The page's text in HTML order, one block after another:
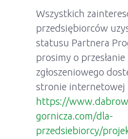
Wszystkich
przedsiębiorców
statusu Partnera
prosimy o
zgłoszeniowego
stronie internetowej
https://
gornicza.com/dla-
przedsiebiorcy/